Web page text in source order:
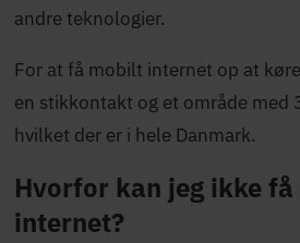
andre teknologier.
For at få mobilt internet op at
en stikkontakt og et område med
hvilket der er i hele Danmark.
Hvorfor kan jeg ikke
internet?